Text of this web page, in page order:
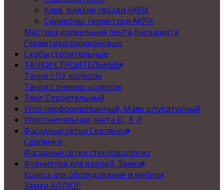
Клея, жидкие гвозди AKFIX
Силиконы, герметики AKFIX
Мастика,кровельная лента,биозащита
Герметики силиконовые
Скобы строительные
ТАЧКИ СТРОИТЕЛЬНЫЕ
Тачки с ПУ колесом
Тачки с пневмо колесом
Тент Строительный
Угол перфорированный, Маяк штукатурный
Уплотнительная лента D , Е ,P
Фасадные сетки Серпянки
Серпянки
Фасадные сетки стекловолокно
Фурнитура для дверей, Замки
Колеса для оборудования и мебели
Замки АЛЛЮР